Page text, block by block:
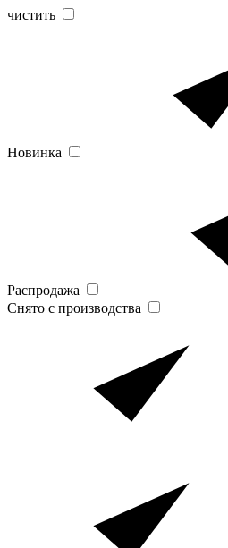
чистить
Новинка
Распродажа
Снято с производства